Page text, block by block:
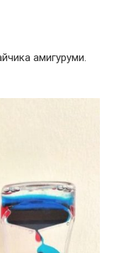
амигуруми.